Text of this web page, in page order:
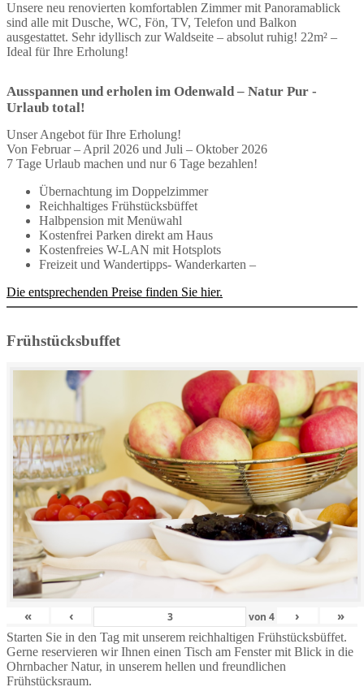
Unsere neu renovierten komfortablen Zimmer mit Panoramablick
sind alle mit Dusche, WC, Fön, TV, Telefon und Balkon
ausgestattet. Sehr idyllisch zur Waldseite – absolut ruhig! 22m² –
Ideal für Ihre Erholung!
Ausspannen und erholen im Odenwald – Natur Pur -
Urlaub total!
Unser Angebot für Ihre Erholung!
Von Februar – April 2026 und Juli – Oktober 2026
7 Tage Urlaub machen und nur 6 Tage bezahlen!
Übernachtung im Doppelzimmer
Reichhaltiges Frühstücksbüffet
Halbpension mit Menüwahl
Kostenfrei Parken direkt am Haus
Kostenfreies W-LAN mit Hotsplots
Freizeit und Wandertipps- Wanderkarten –
Die entsprechenden Preise finden Sie hier.
Frühstücksbuffet
« ‹ von4 › »
Starten Sie in den Tag mit unserem reichhaltigen Frühstücksbüffet.
Gerne reservieren wir Ihnen einen Tisch am Fenster mit Blick in die
Ohrnbacher Natur, in unserem hellen und freundlichen
Frühstücksraum.